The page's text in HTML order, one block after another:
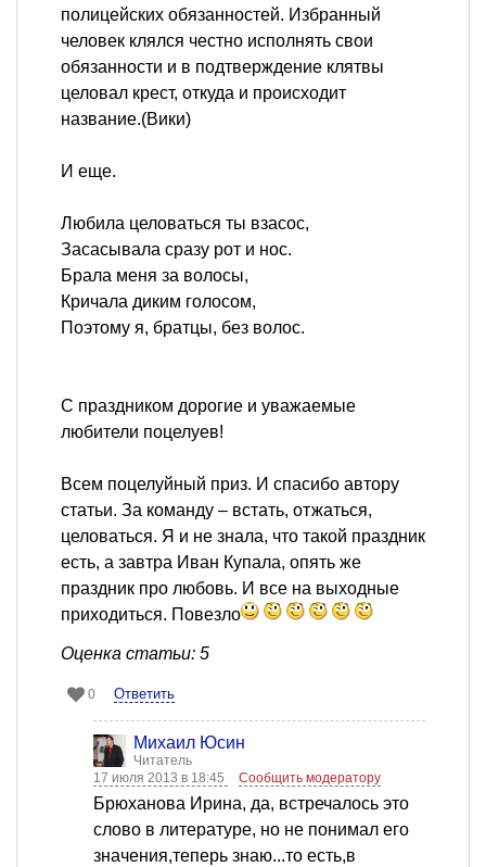
полицейских обязанностей. Избранный
человек клялся честно исполнять свои
обязанности и в подтверждение клятвы
целовал крест, откуда и происходит
название.(Вики)
И еще.
Любила целоваться ты взасос,
Засасывала сразу рот и нос.
Брала меня за волосы,
Кричала диким голосом,
Поэтому я, братцы, без волос.
С праздником дорогие и уважаемые
любители поцелуев!
Всем поцелуйный приз. И спасибо автору
статьи. За команду – встать, отжаться,
целоваться. Я и не знала, что такой праздник
есть, а завтра Иван Купала, опять же
праздник про любовь. И все на выходные
приходиться. Повезло
Оценка статьи: 5
0 Ответить
Михаил Юсин
Читатель
17 июля 2013 в 18:45
Сообщить модератору
Брюханова Ирина, да, встречалось это
слово в литературе, но не понимал его
значения,теперь знаю...то есть,в